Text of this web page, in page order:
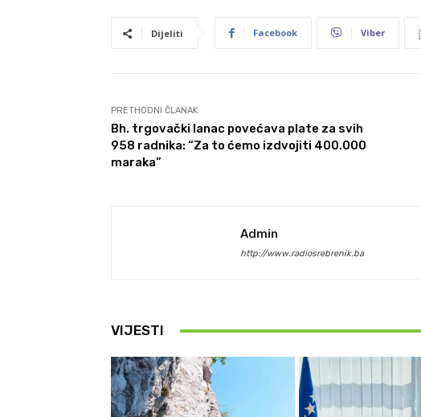
Dijeliti Facebook Viber
PRETHODNI ČLANAK
Bh. trgovački lanac povećava plate za svih
958 radnika: “Za to ćemo izdvojiti 400.000
maraka”
Admin
http://www.radiosrebrenik.ba
VIJESTI